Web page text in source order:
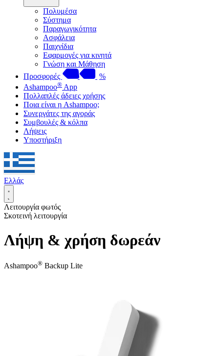
Πολυμέσα
Σύστημα
Παραγωγικότητα
Ασφάλεια
Παιχνίδια
Εφαρμογές για κινητά
Γνώση και Μάθηση
Προσφορές
%
Ashampoo® App
Πολλαπλές άδειες χρήσης
Ποια είναι η Ashampoo;
Συνεργάτες της αγοράς
Συμβουλές & κόλπα
Λήψεις
Υποστήριξη
Ελλάς
Λειτουργία φωτός
Σκοτεινή λειτουργία
Λήψη & χρήση δωρεάν
Ashampoo® Backup Lite